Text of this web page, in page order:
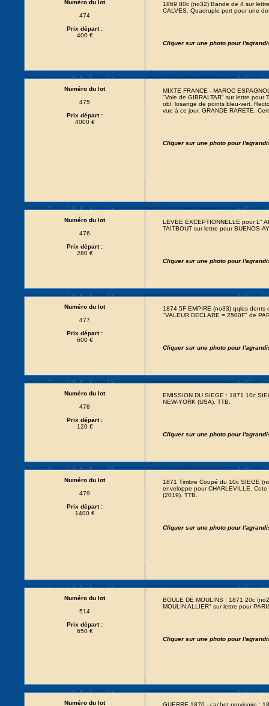
Numéro du lot
474
Prix départ :
400 €
1869 80c (no32) Bande de 4 sur
CALVES. Quadruple port pour une
Cliquer sur une photo pour
Numéro du lot
475
Prix départ :
4000 €
MIXTE FRANCE - MAROC
"Voie de GIBRALTAR" sur lettre pour
obl. losange de points bleu-vert.
vue à ce jour. GRANDE RARETE.
Cliquer sur une photo pour
Numéro du lot
476
Prix départ :
280 €
LEVEE EXCEPTIONNELLE pour L"
TAITBOUT sur lettre pour BUENOS-
Cliquer sur une photo pour
Numéro du lot
477
Prix départ :
600 €
1874 5F EMPIRE (no33) qqles dents
"VALEUR DECLARE = 2500F" de
Cliquer sur une photo pour
Numéro du lot
478
Prix départ :
120 €
EMISSION DU SIEGE : 1871 10c
NEW-YORK (USA). TTB.
Cliquer sur une photo pour
Numéro du lot
479
Prix départ :
1400 €
1871 Timbre Coupé du 10c SIEGE
enveloppe pour CHARLEVILLE.
(2019). TTB.
Cliquer sur une photo pour
Numéro du lot
514
Prix départ :
650 €
BOULE DE MOULINS : 1871 20c
MOULIN ALLIER" sur lettre pour
Cliquer sur une photo pour
Numéro du lot GUERRE 1870 - cachet provisoire :